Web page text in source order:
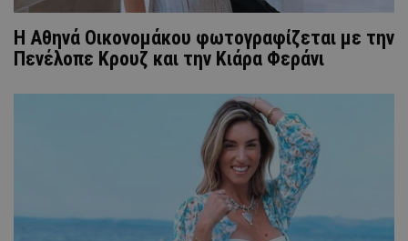
Η Αθηνά Οικονομάκου φωτογραφίζεται με την
Πενέλοπε Κρουζ και την Κιάρα Φεράνι